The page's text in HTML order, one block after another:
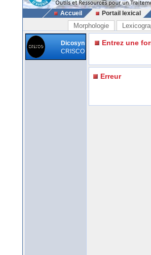
Accueil Portail lexical
Morphologie
Dicosyn
CRISCO
Entrez une
Erreur